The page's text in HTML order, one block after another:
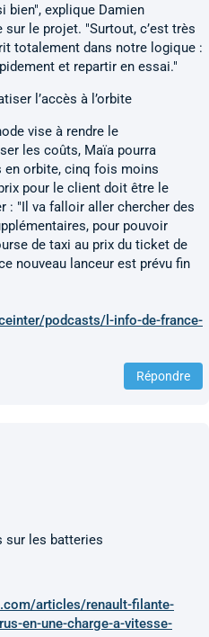
bien", explique Damien
le projet. "Surtout, c’est très
totalement dans notre logique :
et repartir en essai."
l’accès à l’orbite
vise à rendre le
les coûts, Maïa pourra
en orbite, cinq fois moins
pour le client doit être le
: "Il va falloir aller chercher des
pour pouvoir
de taxi au prix du ticket de
nouveau lanceur est prévu fin
podcasts/l-info-de-france-
Répondre
sur les batteries
articles/renault-filante-
en-une-charge-a-vitesse-